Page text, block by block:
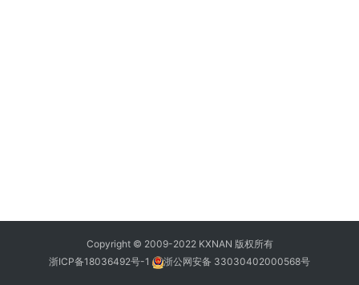
Copyright © 2009-2022 KXNAN 版权所有
浙ICP备18036492号-1
浙公网安备 33030402000568号